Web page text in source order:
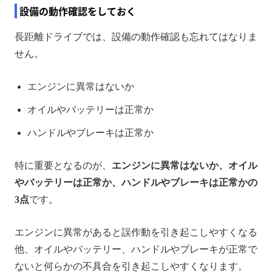
設備の動作確認をしておく
長距離ドライブでは、設備の動作確認も忘れてはなりま
せん。
エンジンに異常はないか
オイルやバッテリーは正常か
ハンドルやブレーキは正常か
特に重要となるのが、 エンジンに異常はないか、オイル
やバッテリーは正常か、ハンドルやブレーキは正常かの
3点です。
エンジンに異常があると誤作動を引き起こしやすくなる
他、オイルやバッテリー、ハンドルやブレーキが正常で
ないと何らかの不具合を引き起こしやすくなります。